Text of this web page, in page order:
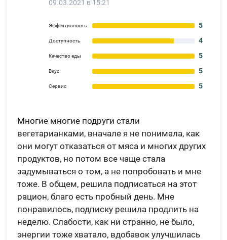
09.03.2021 в 15:21
Эффективность 5
Доступность 4
Качество еды 5
Вкус 5
Сервис 5
Многие многие подруги стали
вегетарианками, вначале я не понимала, как
они могут отказаться от мяса и многих других
продуктов, но потом все чаще стала
задумываться о том, а не попробовать и мне
тоже. В общем, решила подписаться на этот
рацион, благо есть пробный день. Мне
понравилось, подписку решила продлить на
неделю. Слабости, как ни странно, не было,
энергии тоже хватало, вдобавок улучшилась